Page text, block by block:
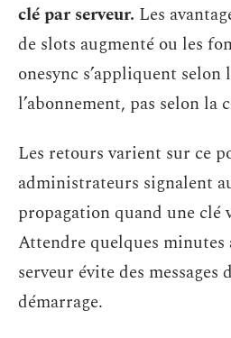
clé par serveur. Les
de slots augmenté ou les
onesync s’appliquent selon
l’abonnement, pas selon la
Les retours varient sur ce
administrateurs signalent
propagation quand une clé
Attendre quelques minutes
serveur évite des messages
démarrage.